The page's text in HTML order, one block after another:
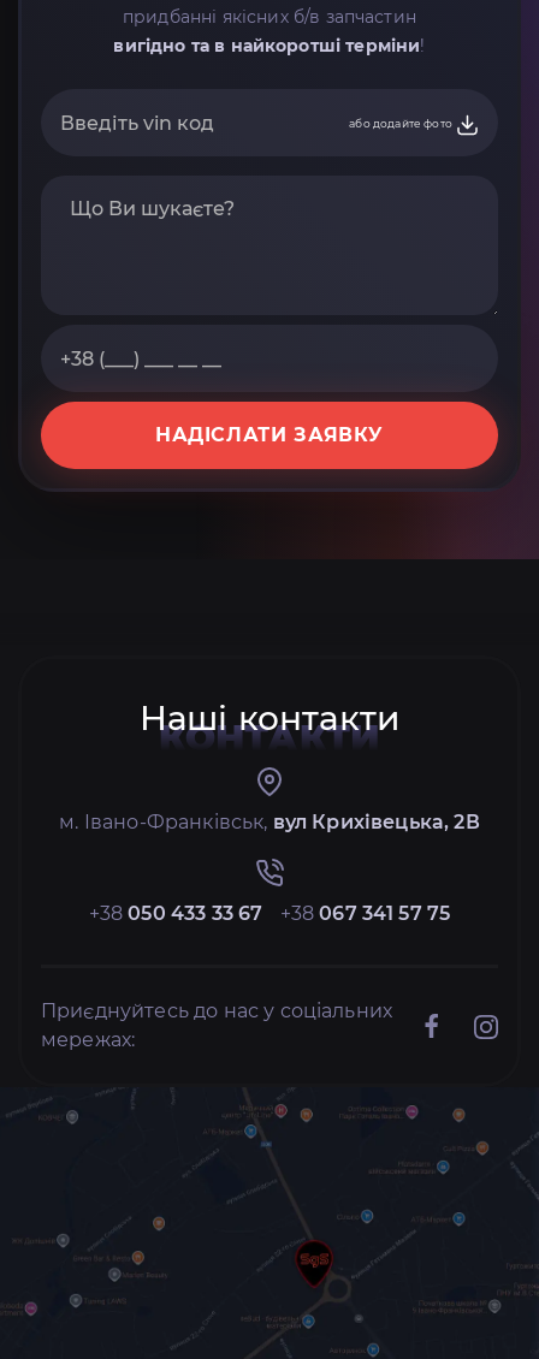
придбанні якісних б/в запчастин
вигідно та в найкоротші терміни!
або додайте фото
НАДІСЛАТИ ЗАЯВКУ
Наші контакти
КОНТАКТИ
м. Івано-Франківськ, вул Крихівецька, 2В
+38050 433 33 67 +38067 341 57 75
Приєднуйтесь до нас у соціальних
мережах: